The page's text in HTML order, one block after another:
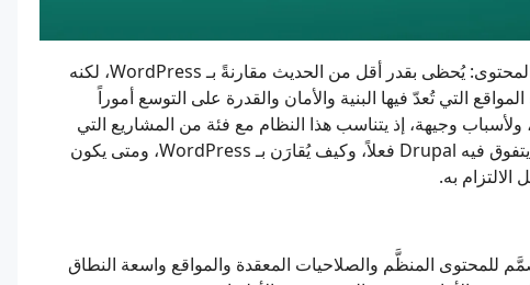
يحتل تطوير مواقع Drupal مكانة متميزة في مشهد إدارة المحتوى: يُحظى بقدر أقل من الحديث مقارنةً بـ WordPress، لكنه
التي تُعدّ فيها البنية والأمان والقدرة على التوسع أموراً
جوهرية. تتصاعد الاهتمامات البحثية بتطوير مواقع Drupal، ولأسباب وجيهة، إذ يتناسب هذا النظام مع فئة من المشاريع التي
تعجز عنها الأدوات الأبسط. يشرح هذا الدليل لعام 2026 ما يتفوق فيه Drupal فعلاً، وكيف يُقارَن بـ WordPress، ومتى يكون
به.